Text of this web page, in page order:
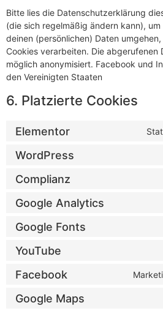
Bitte lies die Datenschutzerklärung
(die sich regelmäßig ändern kann),
deinen (persönlichen) Daten
Cookies verarbeiten. Die abgerufenen
möglich anonymisiert. Facebook und
den Vereinigten Staaten
6. Platzierte Cookies
Elementor
WordPress
Complianz
Google Analytics
Google Fonts
YouTube
Facebook
Google Maps